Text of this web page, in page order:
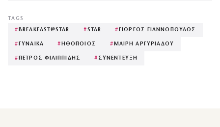
TAGS
#BREAKFAST@STAR #STAR #ΓΙΩΡΓΟΣ ΓΙΑΝΝΟΠΟΥΛΟΣ
#ΓΥΝΑΙΚΑ #ΗΘΟΠΟΙΟΣ #ΜΑΙΡΗ ΑΡΓΥΡΙΑΔΟΥ
#ΠΕΤΡΟΣ ΦΙΛΙΠΠΙΔΗΣ # ΣΥΝΕΝΤΕΥΞΗ